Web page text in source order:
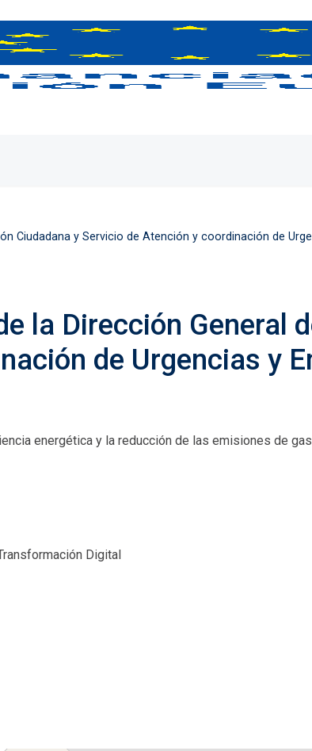
Ciudadana y Servicio de Atención y coordinación de
la Dirección General
de Urgencias y
energética y la reducción de las emisiones de
Digital